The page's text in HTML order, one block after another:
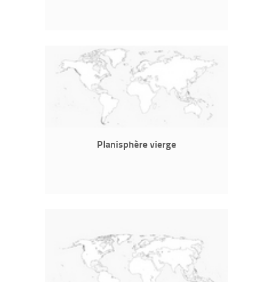
Planisphère vierge